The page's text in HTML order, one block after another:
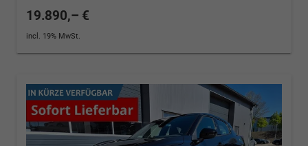
19.890,– €
incl. 19% MwSt.